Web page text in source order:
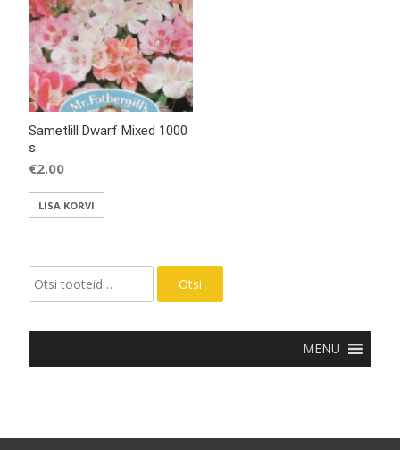
Sametlill Dwarf Mixed 1000
s.
€2.00
LISA KORVI
Otsi
MENU